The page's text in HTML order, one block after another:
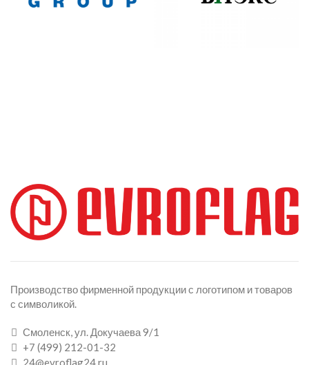
Производство фирменной продукции с логотипом и товаров
с символикой.
Смоленск, ул. Докучаева 9/1
+7 (499) 212-01-32
24@evroflag24.ru